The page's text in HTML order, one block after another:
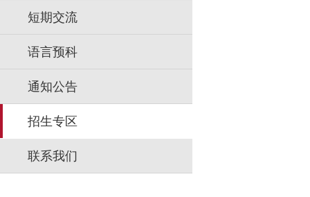
短期交流
语言预科
通知公告
招生专区
联系我们